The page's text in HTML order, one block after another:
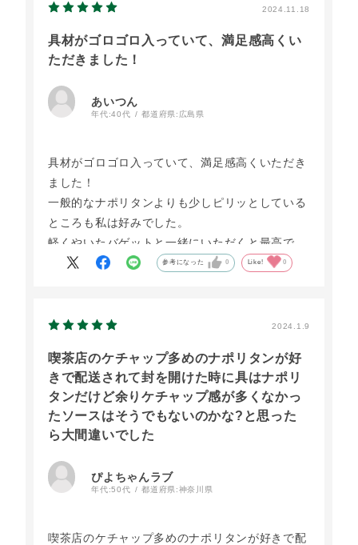
幸せな気持ちになるパスタでした！
2024.11.18
具材がゴロゴロ入っていて、満足感高くい
ただきました！
あいつん
年代:40代 都道府県: 広島県
具材がゴロゴロ入っていて、満足感高くいただき
ました！
一般的なナポリタンよりも少しピリッとしている
ところも私は好みでした。
軽くやいたバゲットと一緒にいただくと最高で
す。
参考になった 0 Like! 0
2024.1.9
喫茶店のケチャップ多めのナポリタンが好
きで配送されて封を開けた時に具はナポリ
タンだけど余りケチャップ感が多くなかっ
たソースはそうでもないのかな?と思った
ら大間違いでした
ぴよちゃんラブ
年代:50代 都道府県:神奈川県
喫茶店のケチャップ多めのナポリタンが好きで配